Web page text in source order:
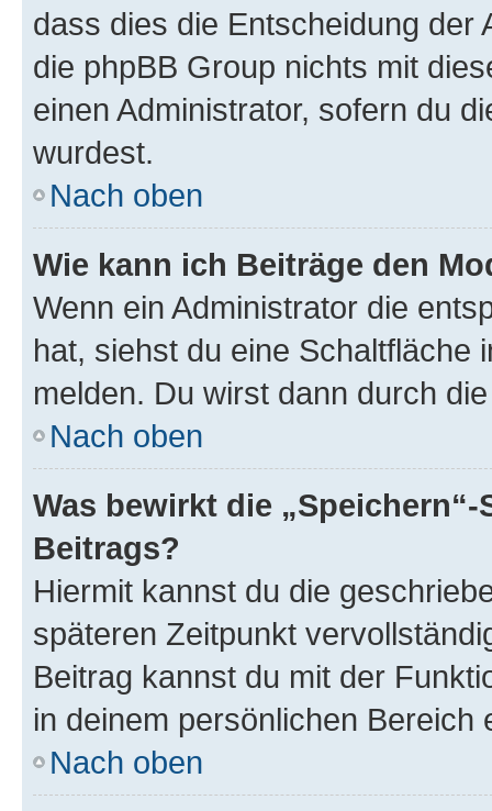
dass dies die Entscheidung der
die phpBB Group nichts mit
einen Administrator, sofern du
wurdest.
Nach oben
Wie kann ich Beiträge den
Wenn ein Administrator die
hat, siehst du eine Schaltfläche
melden. Du wirst dann durch
Nach oben
Was bewirkt die
Beitrags?
Hiermit kannst du die
späteren Zeitpunkt
Beitrag kannst du mit der
in deinem persönlichen Bereich
Nach oben